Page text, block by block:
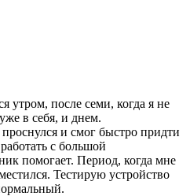
утром, после семи, когда я не
в себя, и днем.
и смог быстро придти
с большой
помогает. Период, когда мне
Тестирую устройство